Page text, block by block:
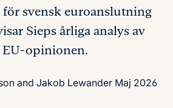
för svensk euroanslutning
Sieps årliga analys av
EU-opinionen.
and Jakob Lewander Maj 2026